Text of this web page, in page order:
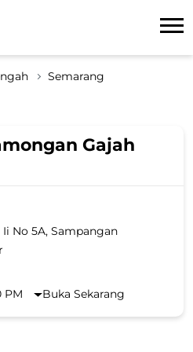
Semarang
Gajah
No 5A, Sampangan
PM
Buka Sekarang